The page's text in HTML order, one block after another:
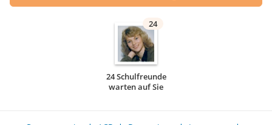
24
24 Schulfreunde
warten auf Sie